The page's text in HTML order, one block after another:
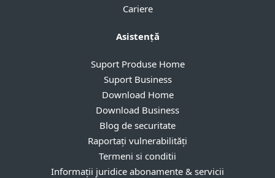
Cariere
Asistență
Suport Produse Home
Suport Business
Download Home
Download Business
Blog de securitate
Raportați vulnerabilități
Termeni si conditii
Informații juridice abonamente & servicii